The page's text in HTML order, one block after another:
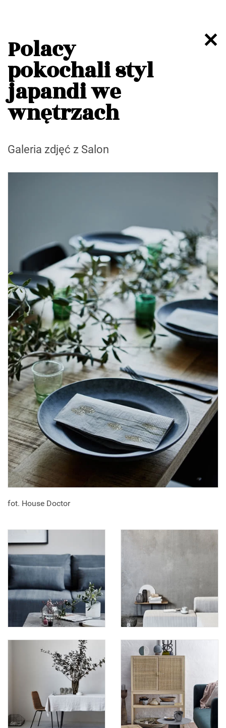
Polacy
pokochali styl
japandi we
wnętrzach
Galeria zdjęć z Salon
fot. House Doctor